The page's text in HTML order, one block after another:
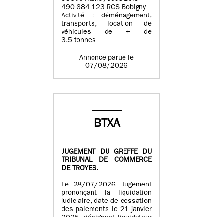
490 684 123 RCS Bobigny
Activité : déménagement,
transports, location de
véhicules de + de
3.5 tonnes
Annonce parue le
07/08/2026
BTXA
JUGEMENT DU GREFFE DU
TRIBUNAL DE COMMERCE
DE TROYES.
Le 28/07/2026. Jugement
prononçant la liquidation
judiciaire, date de cessation
des paiements le 21 janvier